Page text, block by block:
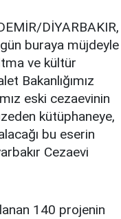
DİYARBAKIR,
buraya müjdeyle
ve kültür
Bakanlığımız
eski cezaevinin
kütüphaneye,
bu eserin
Cezaevi
140 projenin